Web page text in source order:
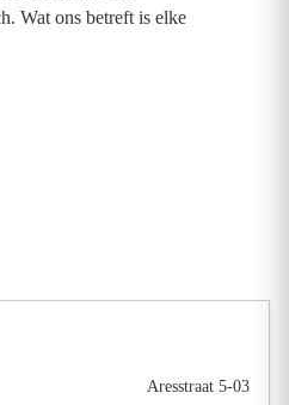
Wat ons betreft is elke
Aresstraat 5-03